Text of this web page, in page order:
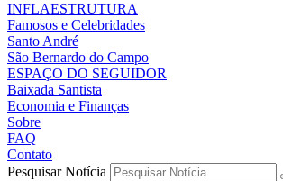
INFLAESTRUTURA
Famosos e Celebridades
Santo André
São Bernardo do Campo
ESPAÇO DO SEGUIDOR
Baixada Santista
Economia e Finanças
Sobre
FAQ
Contato
Pesquisar Notícia